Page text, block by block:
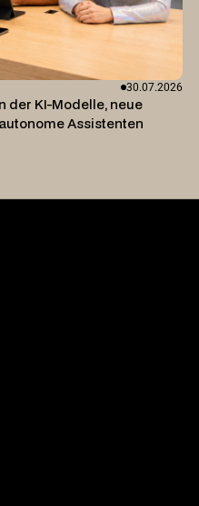
30.07.2026
der KI-Modelle, neue
Assistenten